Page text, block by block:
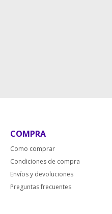
COMPRA
Como comprar
Condiciones de compra
Envíos y devoluciones
Preguntas frecuentes